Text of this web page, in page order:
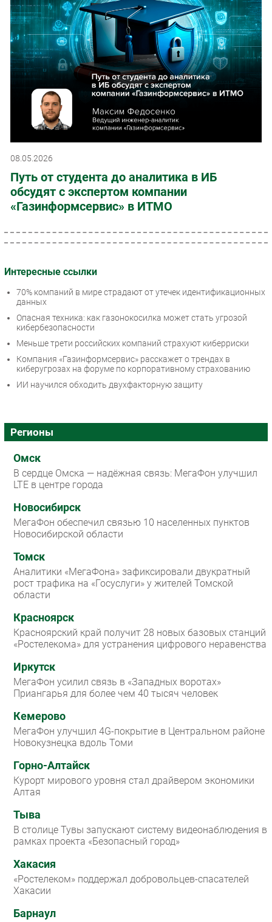
08.05.2026
Путь от студента до аналитика в ИБ
обсудят с экспертом компании
«Газинформсервис» в ИТМО
Интересные ссылки
70% компаний в мире страдают от утечек идентификационных
данных
Опасная техника: как газонокосилка может стать угрозой
кибербезопасности
Меньше трети российских компаний страхуют киберриски
Компания «Газинформсервис» расскажет о трендах в
киберугрозах на форуме по корпоративному страхованию
ИИ научился обходить двухфакторную защиту
Регионы
Омск
В сердце Омска — надёжная связь: МегаФон улучшил
LTE в центре города
Новосибирск
МегаФон обеспечил связью 10 населенных пунктов
Новосибирской области
Томск
Аналитики «МегаФона» зафиксировали двукратный
рост трафика на «Госуслуги» у жителей Томской
области
Красноярск
Красноярский край получит 28 новых базовых станций
«Ростелекома» для устранения цифрового неравенства
Иркутск
МегаФон усилил связь в «Западных воротах»
Приангарья для более чем 40 тысяч человек
Кемерово
МегаФон улучшил 4G-покрытие в Центральном районе
Новокузнецка вдоль Томи
Горно-Алтайск
Курорт мирового уровня стал драйвером экономики
Алтая
Тыва
В столице Тувы запускают систему видеонаблюдения в
рамках проекта «Безопасный город»
Хакасия
«Ростелеком» поддержал добровольцев-спасателей
Хакасии
Барнаул